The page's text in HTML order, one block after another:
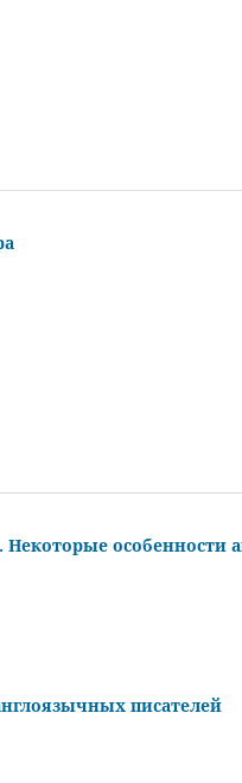
Некоторые особенности
писателей